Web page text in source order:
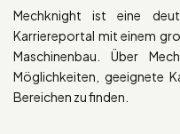
Mechknight ist eine
Karriereportal mit einem
Maschinenbau. Über
Möglichkeiten, geeignete
Bereichen zu finden.